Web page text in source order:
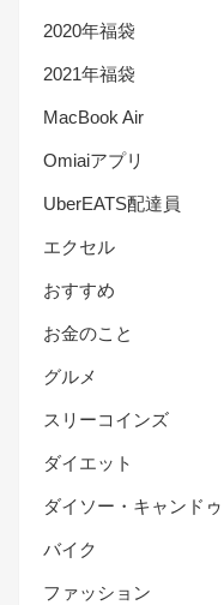
2020年福袋
2021年福袋
MacBook Air
Omiaiアプリ
UberEATS配達員
エクセル
おすすめ
お金のこと
グルメ
スリーコインズ
ダイエット
ダイソー・キャンドゥ
バイク
ファッション